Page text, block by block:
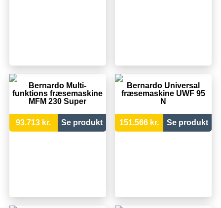
Bernardo Multi-
funktions fræsemaskine
MFM 230 Super
93.713 kr. Se produkt
Bernardo Universal
fræsemaskine UWF 95
N
151.566 kr. Se produkt